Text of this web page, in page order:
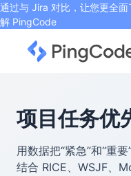
通过与 Jira 对比，让您更全面
解 PingCode
项目任务优
用数据把“紧急”和“重
结合 RICE、WSJF、